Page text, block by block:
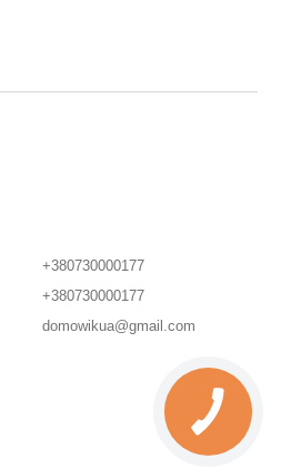
+380730000177
+380730000177
domowikua@gmail.com